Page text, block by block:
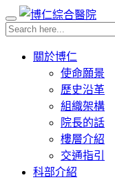
關於博仁
使命願景
歷史沿革
組織架構
院長的話
樓層介紹
交通指引
科部介紹